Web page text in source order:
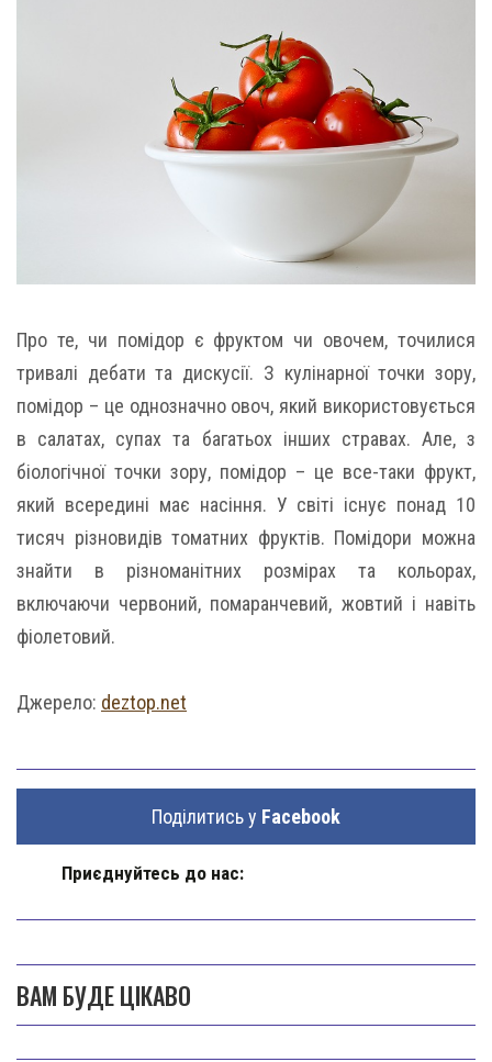
Про те, чи помідор є фруктом чи овочем, точилися
тривалі дебати та дискусії. З кулінарної точки зору,
помідор – це однозначно овоч, який використовується
в салатах, супах та багатьох інших стравах. Але, з
біологічної точки зору, помідор – це все-таки фрукт,
який всередині має насіння. У світі існує понад 10
тисяч різновидів томатних фруктів. Помідори можна
знайти в різноманітних розмірах та кольорах,
включаючи червоний, помаранчевий, жовтий і навіть
фіолетовий.
Джерело: deztop.net
Поділитись у Facebook
Приєднуйтесь до нас:
ВАМ БУДЕ ЦІКАВО